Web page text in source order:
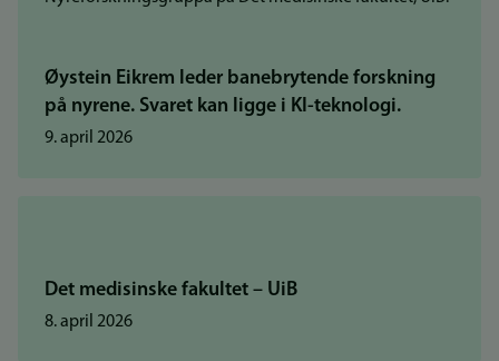
Øystein Eikrem leder banebrytende forskning
på nyrene. Svaret kan ligge i KI-teknologi.
9. april 2026
Det medisinske fakultet – UiB
8. april 2026